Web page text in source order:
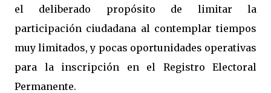
el deliberado propósito de limitar la
participación ciudadana al contemplar tiempos
muy limitados, y pocas oportunidades operativas
para la inscripción en el Registro Electoral
Permanente.